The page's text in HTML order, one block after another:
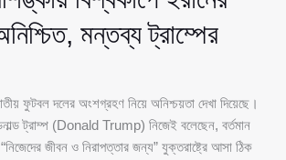
মন্তব্য ট্রাম্পের
ফুটবল দলের অংশগ্রহণ নিয়ে অনিশ্চয়তা দেখা দিয়েছে।
ডনাল্ড ট্রাম্প (Donald Trump) নিজেই বলেছেন, বর্তমান
জীবন ও নিরাপত্তার জন্য” যুক্তরাষ্ট্রে আসা ঠিক